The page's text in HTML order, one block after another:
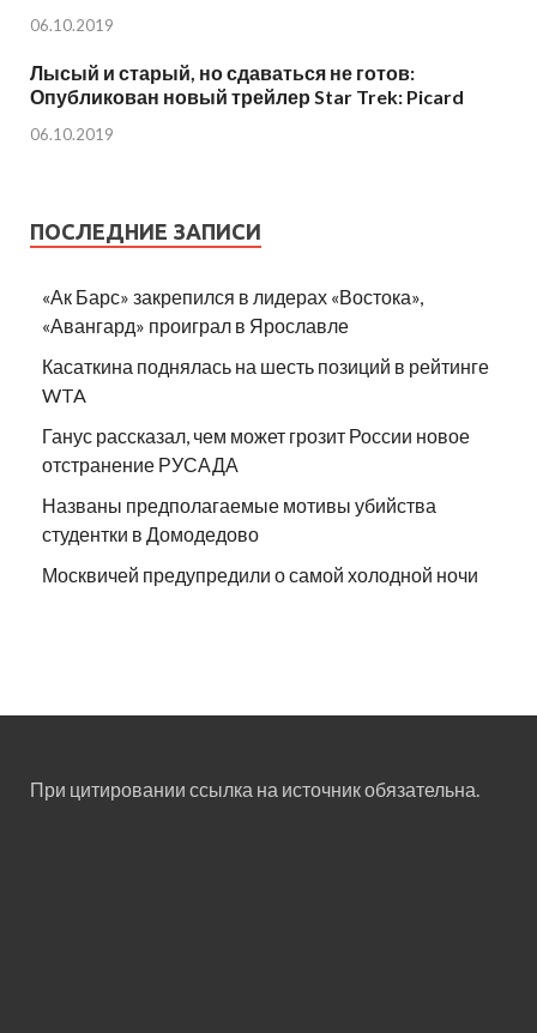
06.10.2019
Лысый и старый, но сдаваться не готов:
Опубликован новый трейлер Star Trek: Picard
06.10.2019
ПОСЛЕДНИЕ ЗАПИСИ
«Ак Барс» закрепился в лидерах «Востока»,
«Авангард» проиграл в Ярославле
Касаткина поднялась на шесть позиций в рейтинге
WTA
Ганус рассказал, чем может грозит России новое
отстранение РУСАДА
Названы предполагаемые мотивы убийства
студентки в Домодедово
Москвичей предупредили о самой холодной ночи
При цитировании ссылка на источник обязательна.